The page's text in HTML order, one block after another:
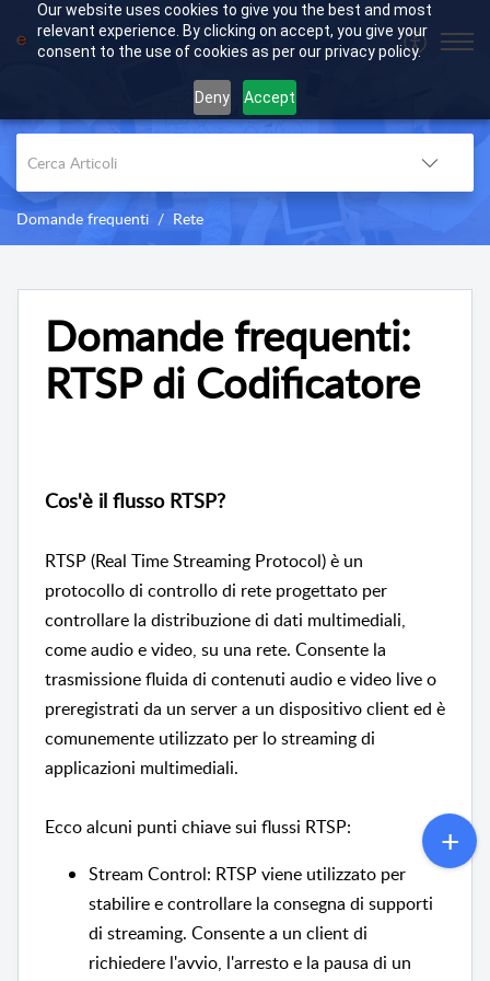
Our website uses cookies to give you the best and most
relevant experience. By clicking on accept, you give your
consent to the use of cookies as per our privacy policy.
Deny Accept
Domande frequenti Rete
Domande frequenti:
RTSP di Codificatore
Cos'è il flusso RTSP?
RTSP (Real Time Streaming Protocol) è un
protocollo di controllo di rete progettato per
controllare la distribuzione di dati multimediali,
come audio e video, su una rete. Consente la
trasmissione fluida di contenuti audio e video live o
preregistrati da un server a un dispositivo client ed è
comunemente utilizzato per lo streaming di
applicazioni multimediali.
Ecco alcuni punti chiave sui flussi RTSP:
Stream Control: RTSP viene utilizzato per
stabilire e controllare la consegna di supporti
di streaming. Consente a un client di
richiedere l'avvio, l'arresto e la pausa di un